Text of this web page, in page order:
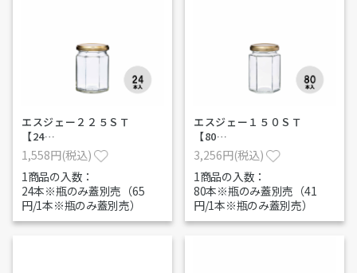
エスジェー２２５ＳＴ
【24…
1,558円(税込)
1商品の入数：
24本※瓶のみ蓋別売（65
円/1本※瓶のみ蓋別売）
エスジェー１５０ＳＴ
【80…
3,256円(税込)
1商品の入数：
80本※瓶のみ蓋別売（41
円/1本※瓶のみ蓋別売）